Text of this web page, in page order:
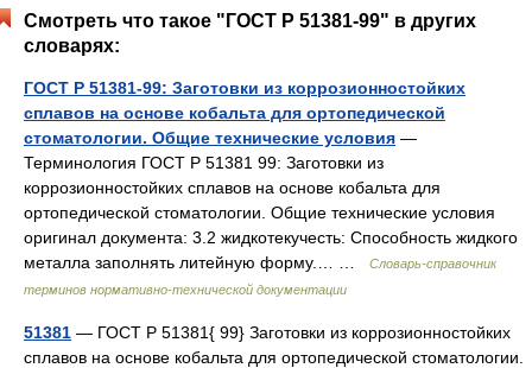
Смотреть что такое "ГОСТ Р 51381-99" в других
словарях:
ГОСТ Р 51381-99: Заготовки из коррозионностойких
сплавов на основе кобальта для ортопедической
стоматологии. Общие технические условия —
Терминология ГОСТ Р 51381 99: Заготовки из
коррозионностойких сплавов на основе кобальта для
ортопедической стоматологии. Общие технические условия
оригинал документа: 3.2 жидкотекучесть: Способность жидкого
металла заполнять литейную форму.… …
Словарь-справочник
терминов нормативно-технической документации
51381 — ГОСТ Р 51381{ 99} Заготовки из коррозионностойких
сплавов на основе кобальта для ортопедической стоматологии.